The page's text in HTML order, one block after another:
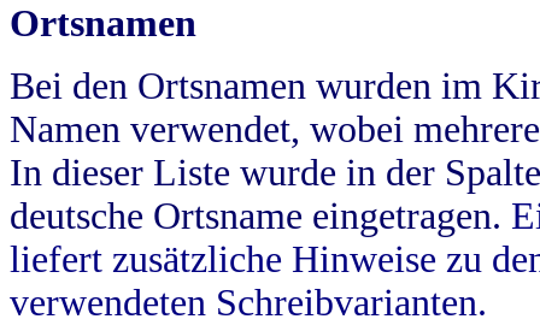
Ortsnamen
Bei den Ortsnamen wurden im
Namen verwendet, wobei
In dieser Liste wurde in der
deutsche Ortsname eingetragen.
liefert zusätzliche Hinweise zu
verwendeten Schreibvarianten.